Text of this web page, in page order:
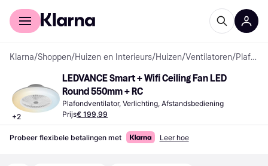
Voor shoppers
Klarna/Shoppen/Huizen en Interieurs/Huizen/Ventilatoren/ Plafondventilatoren
+2
LEDVANCE Smart + Wifi Ceiling Fan LED
Round 550mm + RC
Plafondventilator, Verlichting, Afstandsbediening
Prijs€ 199,99
Probeer flexibele betalingen met Leer hoe